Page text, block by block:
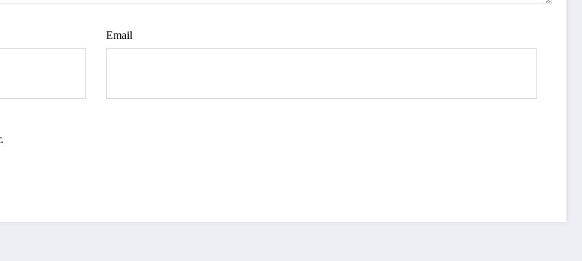
Email